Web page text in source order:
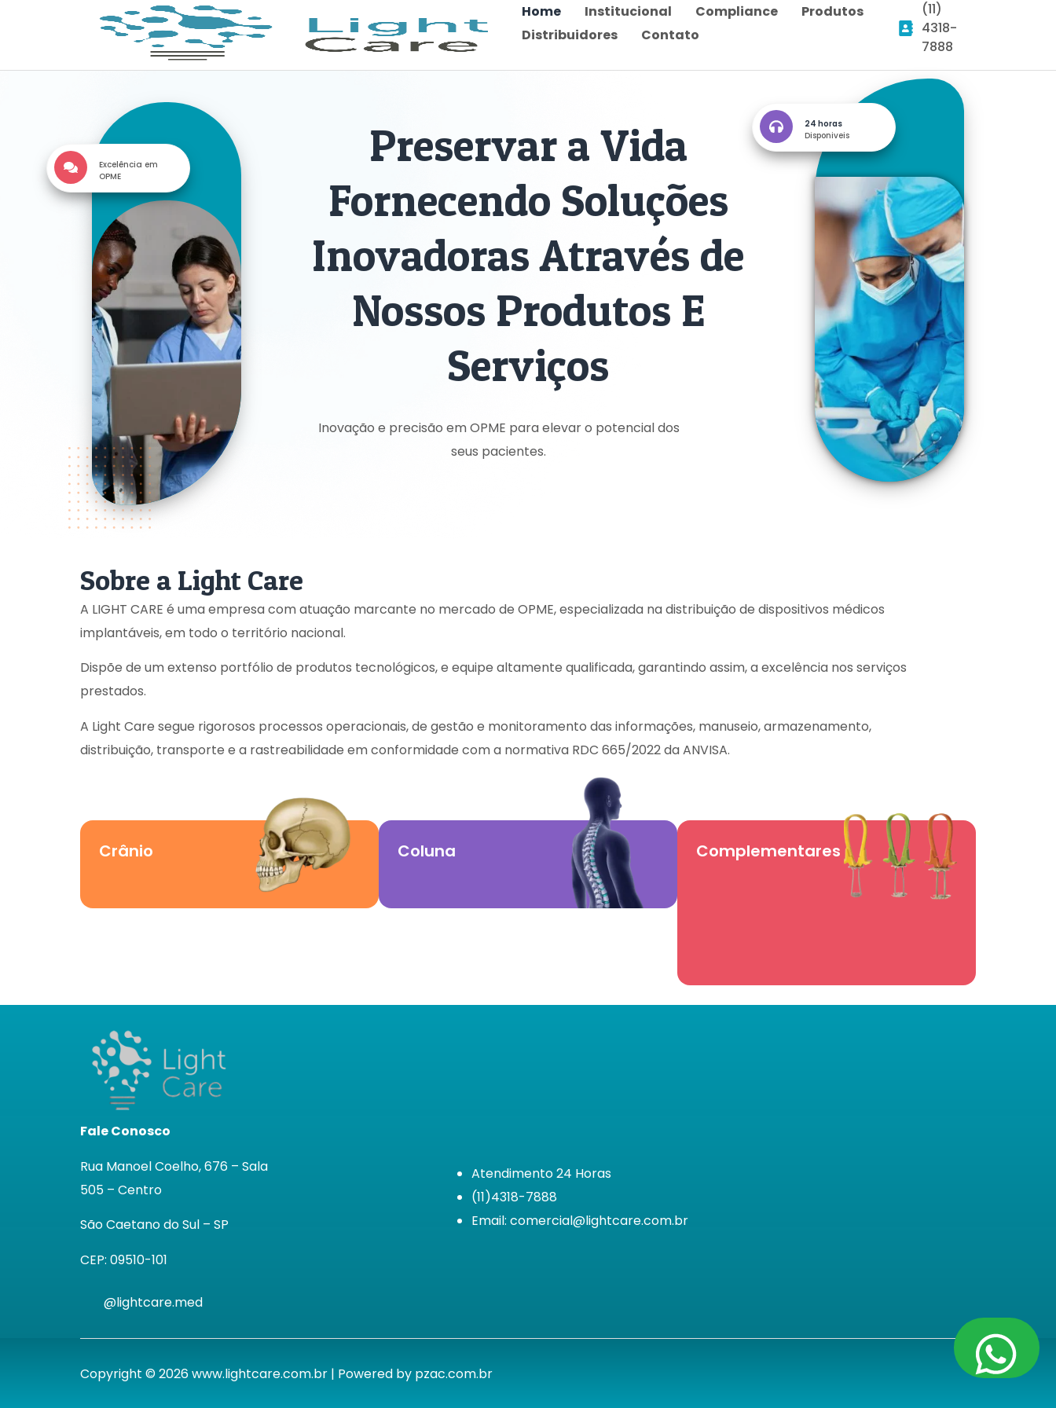
Home Institucional Compliance
Produtos
Distribuidores
Contato
(11)
4318-
7888
Excelência em
OPME
Preservar a Vida
Fornecendo Soluções
Inovadoras Através de
Nossos Produtos E
Serviços
Inovação e precisão em OPME para elevar o potencial dos
seus pacientes.
24 horas
Disponiveis
Sobre a Light Care
A LIGHT CARE é uma empresa com atuação marcante no mercado de OPME, especializada na distribuição de dispositivos médicos
implantáveis, em todo o território nacional.
Dispõe de um extenso portfólio de produtos tecnológicos, e equipe altamente qualificada, garantindo assim, a excelência nos serviços
prestados.
A Light Care segue rigorosos processos operacionais, de gestão e monitoramento das informações, manuseio, armazenamento,
distribuição, transporte e a rastreabilidade em conformidade com a normativa RDC 665/2022 da ANVISA.
Crânio Coluna Complementares
Fale Conosco
Rua Manoel Coelho, 676 – Sala
505 – Centro
São Caetano do Sul – SP
CEP: 09510-101
@lightcare.med
Atendimento 24 Horas
(11)4318-7888
Email: comercial@lightcare.com.br
Copyright © 2026 www.lightcare.com.br | Powered by pzac.com.br